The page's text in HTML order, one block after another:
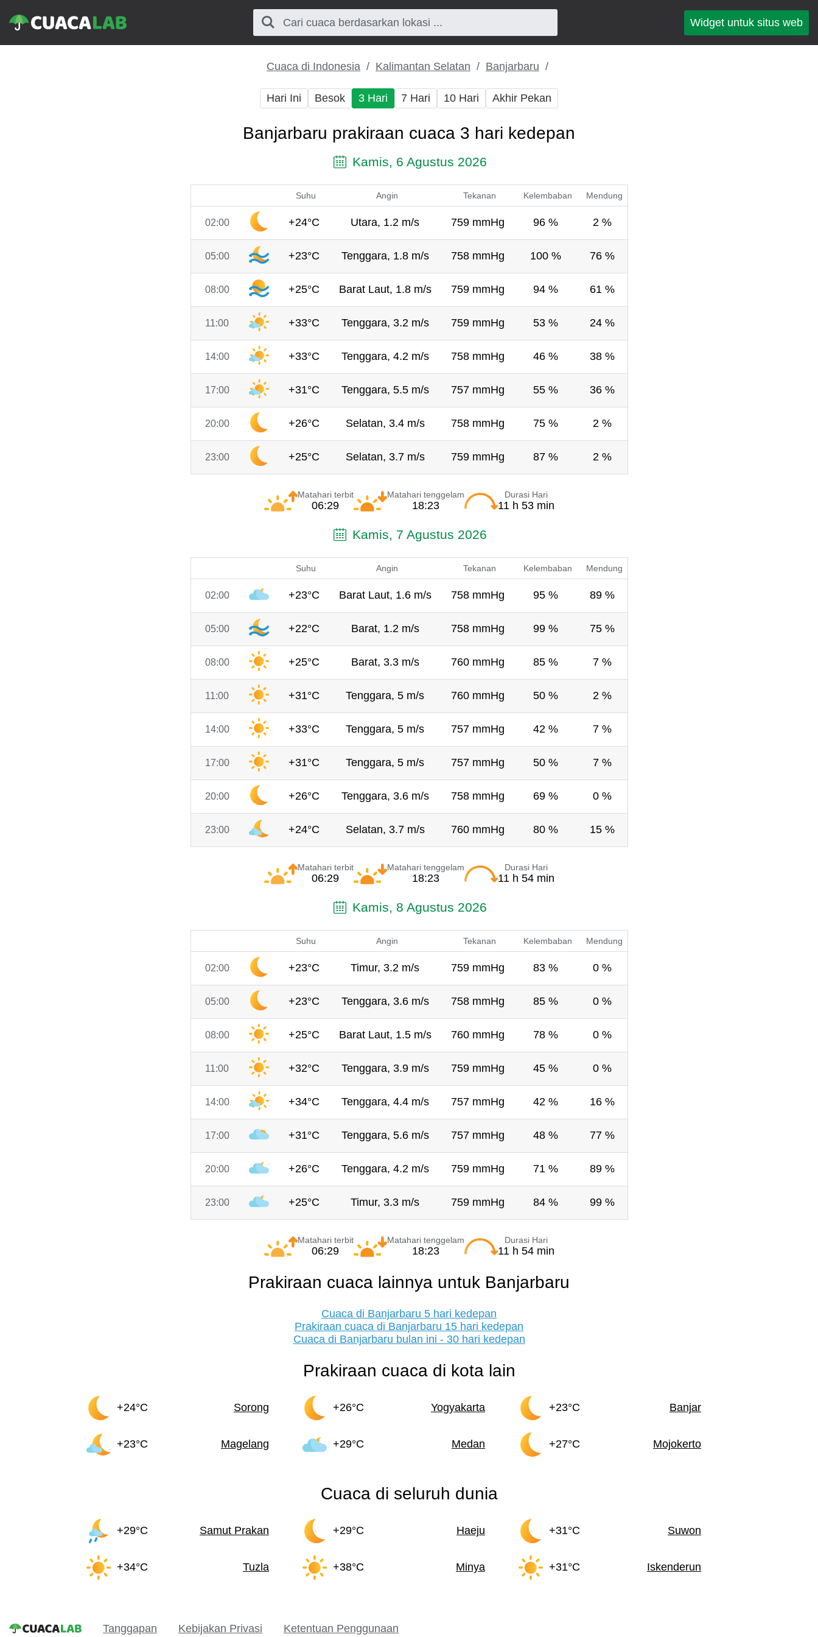
Widget untuk situs web
Cuaca di Indonesia Kalimantan Selatan Banjarbaru
Hari Ini Besok 3 Hari 7 Hari 10 Hari Akhir Pekan
Banjarbaru prakiraan cuaca 3 hari kedepan
Kamis, 6 Agustus 2026
Suhu Angin Tekanan Kelembaban Mendung
02:00 +24°C Utara, 1.2 m/s 759 mmHg 96 % 2 %
05:00 +23°C Tenggara, 1.8 m/s 758 mmHg 100 % 76 %
08:00 +25°C Barat Laut, 1.8 m/s 759 mmHg 94 % 61 %
11:00 +33°C Tenggara, 3.2 m/s 759 mmHg 53 % 24 %
14:00 +33°C Tenggara, 4.2 m/s 758 mmHg 46 % 38 %
17:00 +31°C Tenggara, 5.5 m/s 757 mmHg 55 % 36 %
20:00 +26°C Selatan, 3.4 m/s 758 mmHg 75 % 2 %
23:00 +25°C Selatan, 3.7 m/s 759 mmHg 87 % 2 %
Matahari terbit
06:29
Matahari tenggelam
18:23
Durasi Hari
11 h 53 min
Kamis, 7 Agustus 2026
Suhu Angin Tekanan Kelembaban Mendung
02:00 +23°C Barat Laut, 1.6 m/s 758 mmHg 95 % 89 %
05:00 +22°C Barat, 1.2 m/s 758 mmHg 99 % 75 %
08:00 +25°C Barat, 3.3 m/s 760 mmHg 85 % 7 %
11:00 +31°C Tenggara, 5 m/s 760 mmHg 50 % 2 %
14:00 +33°C Tenggara, 5 m/s 757 mmHg 42 % 7 %
17:00 +31°C Tenggara, 5 m/s 757 mmHg 50 % 7 %
20:00 +26°C Tenggara, 3.6 m/s 758 mmHg 69 % 0 %
23:00 +24°C Selatan, 3.7 m/s 760 mmHg 80 % 15 %
Matahari terbit
06:29
Matahari tenggelam
18:23
Durasi Hari
11 h 54 min
Kamis, 8 Agustus 2026
Suhu Angin Tekanan Kelembaban Mendung
02:00 +23°C Timur, 3.2 m/s 759 mmHg 83 % 0 %
05:00 +23°C Tenggara, 3.6 m/s 758 mmHg 85 % 0 %
08:00 +25°C Barat Laut, 1.5 m/s 760 mmHg 78 % 0 %
11:00 +32°C Tenggara, 3.9 m/s 759 mmHg 45 % 0 %
14:00 +34°C Tenggara, 4.4 m/s 757 mmHg 42 % 16 %
17:00 +31°C Tenggara, 5.6 m/s 757 mmHg 48 % 77 %
20:00 +26°C Tenggara, 4.2 m/s 759 mmHg 71 % 89 %
23:00 +25°C Timur, 3.3 m/s 759 mmHg 84 % 99 %
Matahari terbit
06:29
Matahari tenggelam
18:23
Durasi Hari
11 h 54 min
Prakiraan cuaca lainnya untuk Banjarbaru
Cuaca di Banjarbaru 5 hari kedepan
Prakiraan cuaca di Banjarbaru 15 hari kedepan
Cuaca di Banjarbaru bulan ini - 30 hari kedepan
Prakiraan cuaca di kota lain
+24°C Sorong +26°C Yogyakarta +23°C Banjar
+23°C Magelang +29°C Medan +27°C Mojokerto
Cuaca di seluruh dunia
+29°C Samut Prakan +29°C Haeju +31°C Suwon
+34°C Tuzla +38°C Minya +31°C Iskenderun
Tanggapan Kebijakan Privasi Ketentuan Penggunaan